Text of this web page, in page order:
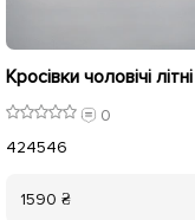
0
424546
1590 ₴